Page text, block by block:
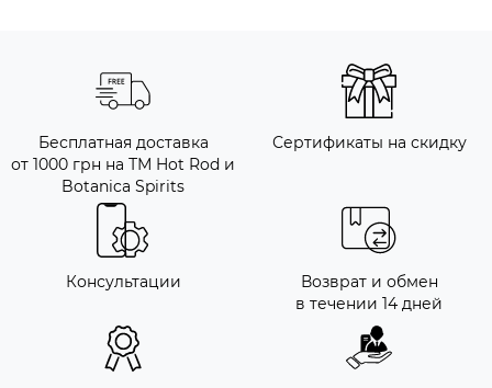
Бесплатная доставка
от 1000 грн на ТМ Hot Rod и
Botanica Spirits
Сертификаты на скидку
Консультации
Возврат и обмен
в течении 14 дней